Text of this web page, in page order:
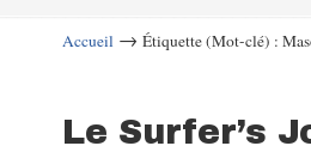
Accueil → Étiquette (Mot-clé) :
Le Surfer’s